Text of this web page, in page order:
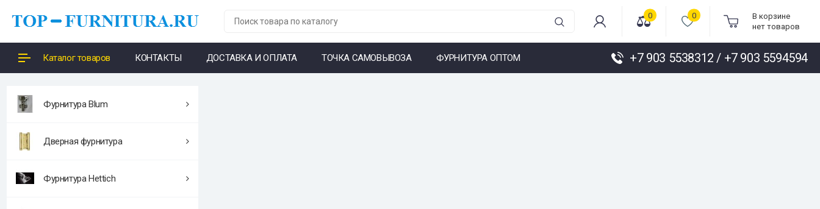
0 0
В корзине
нет товаров
Каталог товаров КОНТАКТЫ ДОСТАВКА И ОПЛАТА ТОЧКА САМОВЫВОЗА ФУРНИТУРА ОПТОМ +7 903 5538312 / +7 903 5594594
Фурнитура Blum
Дверная фурнитура
Фурнитура Hettich